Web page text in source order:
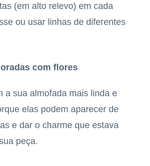
(em alto relevo) em cada
ou usar linhas de diferentes
com flores
a sua almofada mais linda e
elas podem aparecer de
e dar o charme que estava
peça.